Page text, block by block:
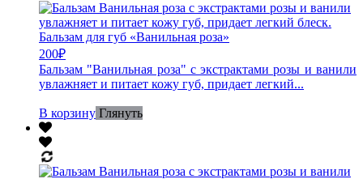
Бальзам для губ «Ванильная роза»
200₽
Бальзам "Ванильная роза" с экстрактами розы и ванили
увлажняет и питает кожу губ, придает легкий...
В корзину Глянуть